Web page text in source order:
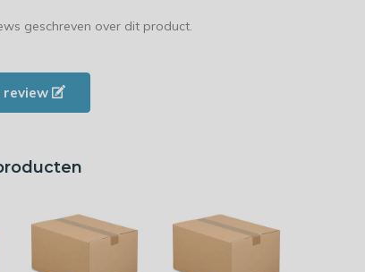
geschreven over dit product.
review